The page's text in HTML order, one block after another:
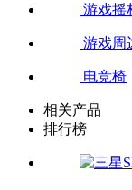
游戏摇
游戏周
电竞椅
相关产品
排行榜